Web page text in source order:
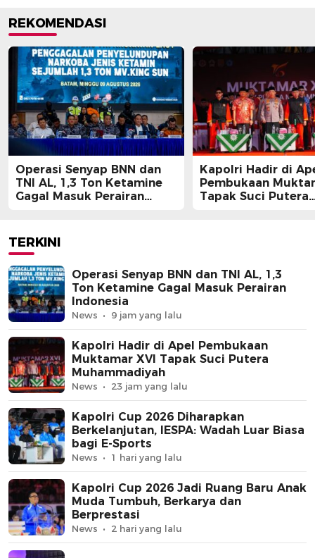
REKOMENDASI
Operasi Senyap BNN dan
TNI AL, 1,3 Ton Ketamine
Gagal Masuk Perairan
Kapolri Hadir di
Pembukaan
Tapak Suci Putera
TERKINI
Operasi Senyap BNN dan TNI AL, 1,3
Ton Ketamine Gagal Masuk Perairan
Indonesia
News 9 jam yang lalu
Kapolri Hadir di Apel Pembukaan
Muktamar XVI Tapak Suci Putera
Muhammadiyah
News 23 jam yang lalu
Kapolri Cup 2026 Diharapkan
Berkelanjutan, IESPA: Wadah Luar Biasa
bagi E-Sports
News 1 hari yang lalu
Kapolri Cup 2026 Jadi Ruang Baru Anak
Muda Tumbuh, Berkarya dan
Berprestasi
News 2 hari yang lalu